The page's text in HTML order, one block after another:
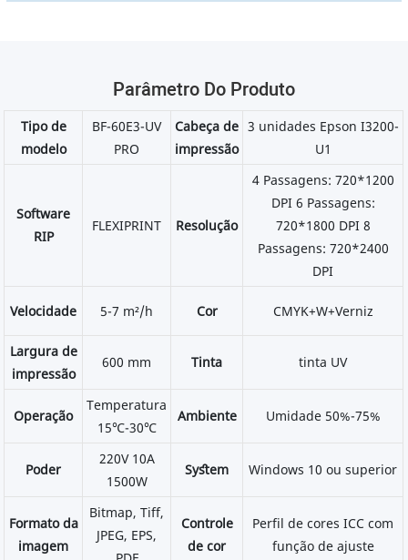
Parâmetro Do Produto
Tipo de
modelo
BF-60E3-UV
PRO
Cabeça de
impressão
3 unidades Epson I3200-
U1
Software
RIP
FLEXIPRINT Resolução
4 Passagens: 720*1200
DPI 6 Passagens:
720*1800 DPI 8
Passagens: 720*2400
DPI
Velocidade 5-7 m²/h Cor CMYK+W+Verniz
Largura de
impressão
600 mm Tinta tinta UV
Operação
Temperatura
15℃-30℃
Ambiente Umidade 50%-75%
Poder
220V 10A
1500W
Syﬆem Windows 10 ou superior
Formato da
imagem
Bitmap, Tiff,
JPEG, EPS,
Controle
de cor
Perfil de cores ICC com
função de ajuste